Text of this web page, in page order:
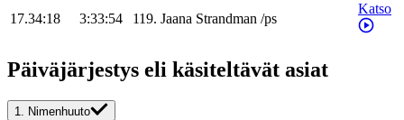
17.34:18 3:33:54 119. Jaana Strandman /ps
Katso
Päiväjärjestys eli käsiteltävät asiat
1. Nimenhuuto